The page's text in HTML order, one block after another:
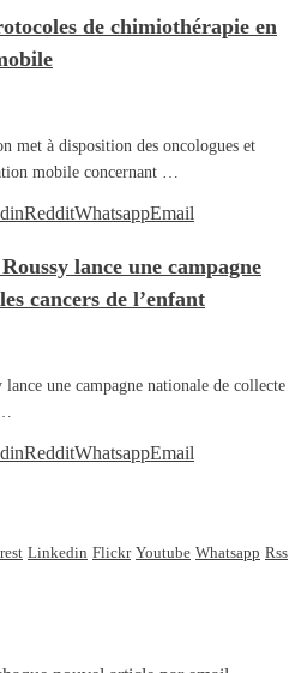
de chimiothérapie en
met à disposition des oncologues et
mobile concernant …
RedditWhatsappEmail
lance une campagne
cancers de l’enfant
une campagne nationale de collecte
RedditWhatsappEmail
Linkedin Flickr Youtube Whatsapp Rss